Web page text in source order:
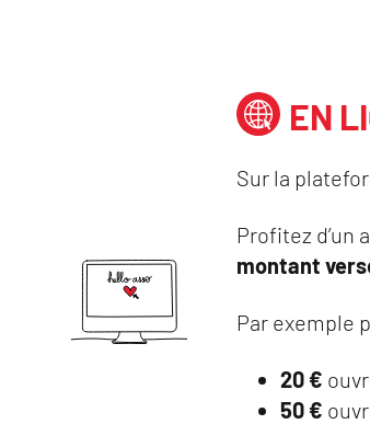
EN
Sur la
Profitez d’un
montant
Par exemple
20 €
50 €